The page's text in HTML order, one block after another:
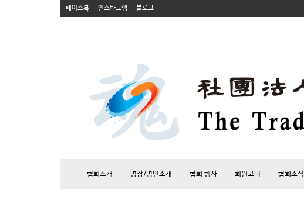
페이스북 인스타그램 블로그
협회소개 명장/명인소개 협회 행사 회원코너 협회소식